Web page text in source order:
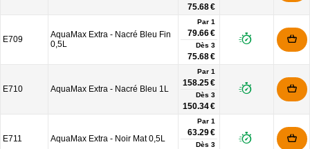
75.68 €
E709
AquaMax Extra - Nacré Bleu Fin
0,5L
Par 1
79.66 €
Dès 3
75.68 €
E710 AquaMax Extra - Nacré Bleu 1L
Par 1
158.25 €
Dès 3
150.34 €
E711 AquaMax Extra - Noir Mat 0,5L
Par 1
63.29 €
Dès 3